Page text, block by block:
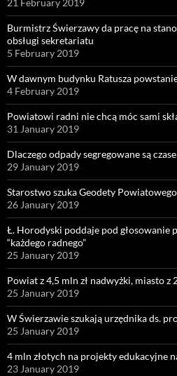
21 February 2019
Burmistrz Świerzawy da pracę na
obsługi sekretariatu
5 February 2019
W dawnym budynku Ratusza
4 February 2019
Powiatowi radni nie chcą móc sami
31 January 2019
Dlaczego odpady segregowane są
29 January 2019
Starostwo szuka Geodety Powiatowego
26 January 2019
Ł. Horodyski poddaje pod głosowanie
“każdego radnego”
25 January 2019
Powiat z 4,5 mln zł nadwyżki, miasto z
25 January 2019
W Świerzawie szukają urzędnika ds.
25 January 2019
4 mln złotych na projekty edukacyjne
23 January 2019